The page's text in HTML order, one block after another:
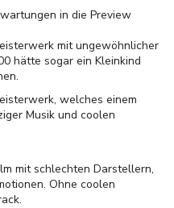
in die Preview
mit ungewöhnlicher
hätte sogar ein Kleinkind
welches einem
Musik und coolen
mit schlechten Darstellern,
Ohne coolen